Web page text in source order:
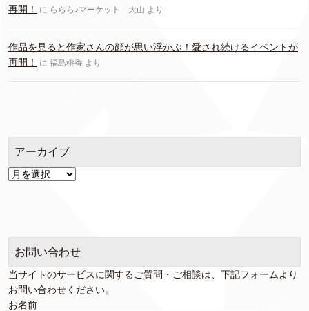
再開！
に ららら♪マーケット 大山 より
作品を見ると作家さんの顔が思い浮かぶ！愛され続けるイベントが
再開！
に 福島桃香 より
アーカイブ
ア
お問い合わせ
当サイトのサービスに関するご質問・ご相談は、下記フォームより
お問い合わせください。
お名前